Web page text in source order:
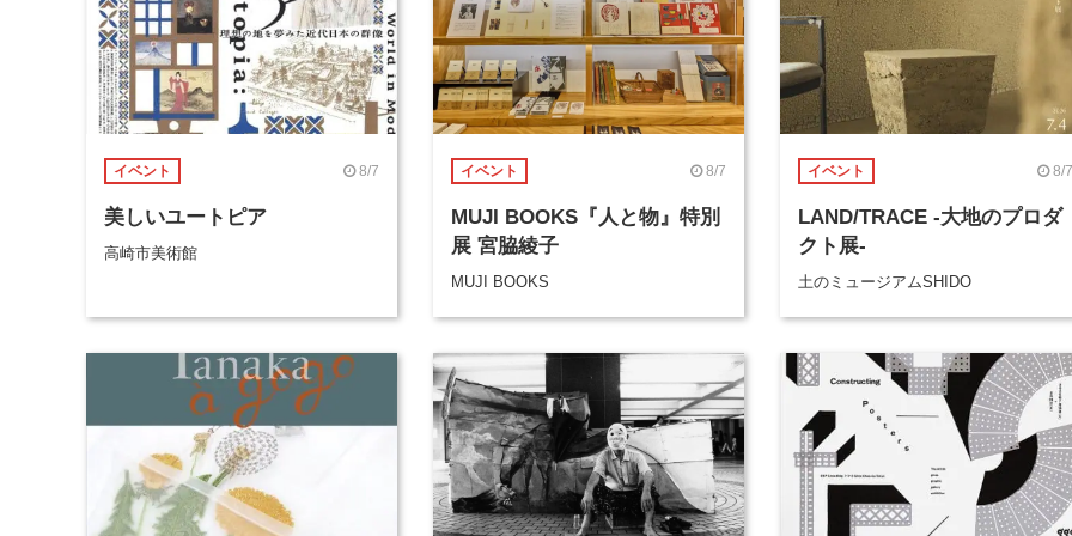
イベント 8/7
美しいユートピア
高崎市美術館
イベント 8/7
MUJI BOOKS『人と物』特別
展 宮脇綾子
MUJI BOOKS
イベント 8/7
LAND/TRACE -大地のプロダ
クト展-
土のミュージアムSHIDO